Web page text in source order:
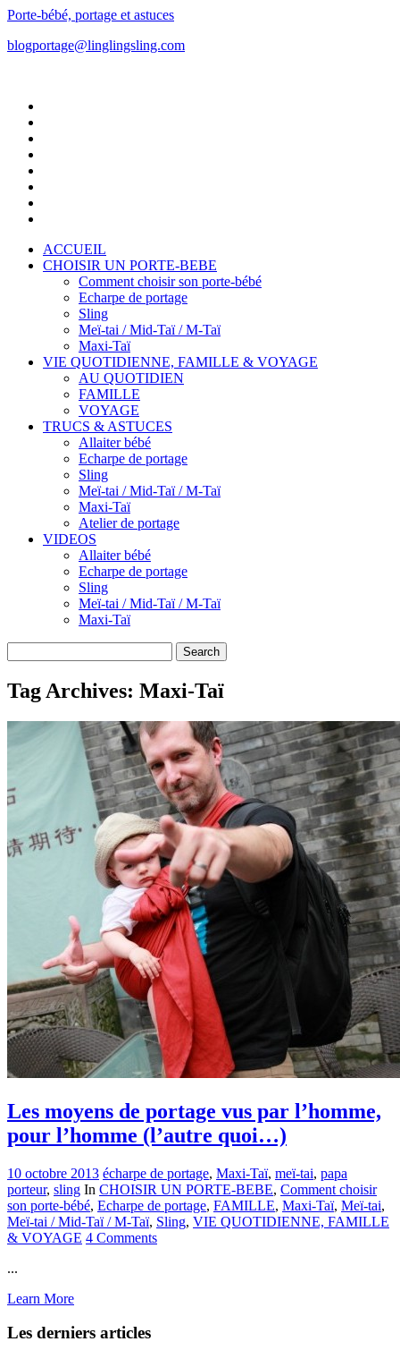
Porte-bébé, portage et astuces
blogportage@linglingsling.com
ACCUEIL
CHOISIR UN PORTE-BEBE
Comment choisir son porte-bébé
Echarpe de portage
Sling
Meï-tai / Mid-Taï / M-Taï
Maxi-Taï
VIE QUOTIDIENNE, FAMILLE & VOYAGE
AU QUOTIDIEN
FAMILLE
VOYAGE
TRUCS & ASTUCES
Allaiter bébé
Echarpe de portage
Sling
Meï-tai / Mid-Taï / M-Taï
Maxi-Taï
Atelier de portage
VIDEOS
Allaiter bébé
Echarpe de portage
Sling
Meï-tai / Mid-Taï / M-Taï
Maxi-Taï
Search
Tag Archives: Maxi-Taï
Les moyens de portage vus par l’homme,
pour l’homme (l’autre quoi…)
10 octobre 2013 écharpe de portage, Maxi-Taï, meï-tai, papa
porteur, sling In CHOISIR UN PORTE-BEBE, Comment choisir
son porte-bébé, Echarpe de portage, FAMILLE, Maxi-Taï, Meï-tai,
Meï-tai / Mid-Taï / M-Taï, Sling, VIE QUOTIDIENNE, FAMILLE
& VOYAGE 4 Comments
...
Learn More
Les derniers articles